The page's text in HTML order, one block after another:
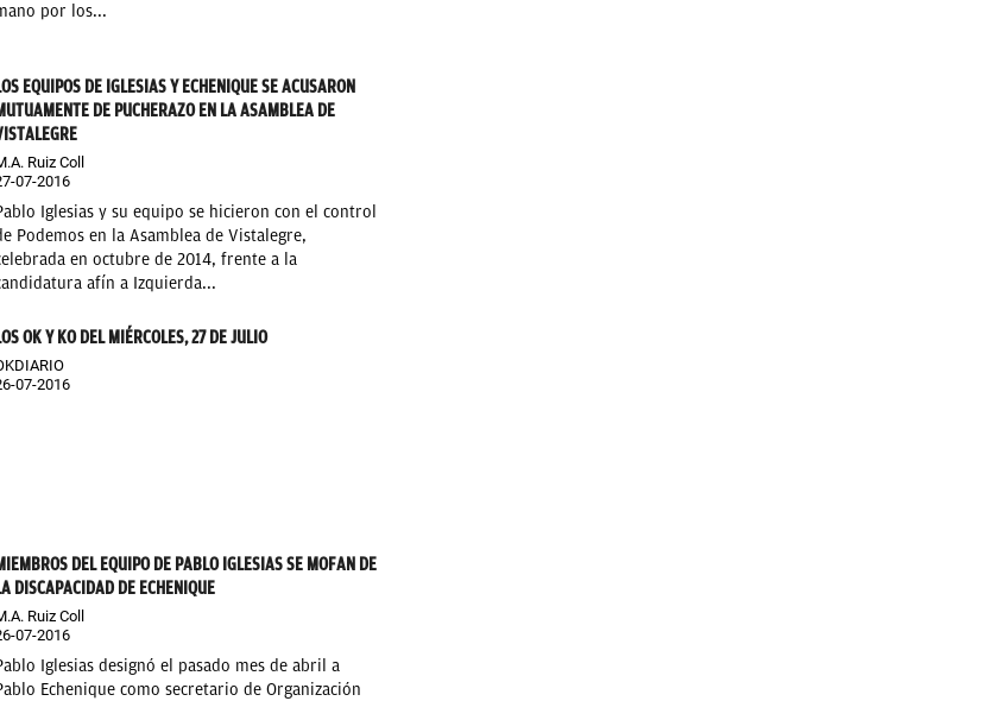
por los...
EQUIPOS DE IGLESIAS Y ECHENIQUE SE ACUSARON
DE PUCHERAZO EN LA ASAMBLEA DE
Ruiz Coll
07-2016
Iglesias y su equipo se hicieron con el control
Podemos en la Asamblea de Vistalegre,
en octubre de 2014, frente a la
afín a Izquierda...
OK Y KO DEL MIÉRCOLES, 27 DE JULIO
07-2016
DEL EQUIPO DE PABLO IGLESIAS SE MOFAN DE
DISCAPACIDAD DE ECHENIQUE
Ruiz Coll
07-2016
Iglesias designó el pasado mes de abril a
Echenique como secretario de Organización